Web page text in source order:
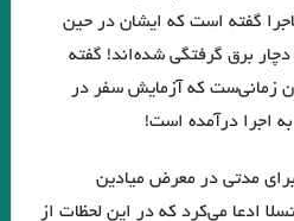
“يوديت هرمان “مترجم :محمود حسيني زاد /
فلاش . ایتالیو کالوینو . مترجم علی شاه علی
رُزا جمالی از منظرِ مطالعاتِ زنان/ گلاله هنری
گفته است که ایشان در حین
برق گرفتگی شده‌اند! گفته
زمانی‌ست که آزمایش سفر در
به اجرا درآمده است!
برای مدتی در معرض میادین
ادعا می‌کرد که در این لحظات از